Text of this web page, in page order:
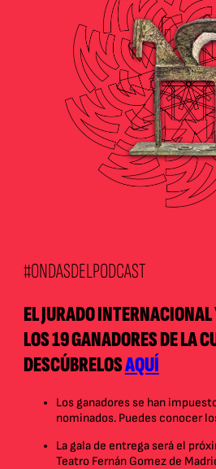
#ONDASDELPODCAST
EL JURADO
LOS 19 GANADORES DE LA
DESCÚBRELOSAQUÍ
Los ganadores se han
nominados. Puedes conocer
La gala de entrega será el
Teatro Fernán Gomez de